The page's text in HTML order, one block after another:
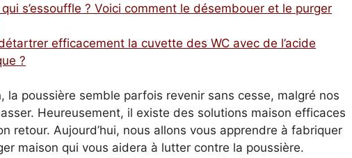
s’essouffle ? Voici comment le désembouer et le purger
efficacement la cuvette des WC avec de l’acide
?
la poussière semble parfois revenir sans cesse, malgré nos
Heureusement, il existe des solutions maison efficaces
retour. Aujourd’hui, nous allons vous apprendre à fabriquer
maison qui vous aidera à lutter contre la poussière.